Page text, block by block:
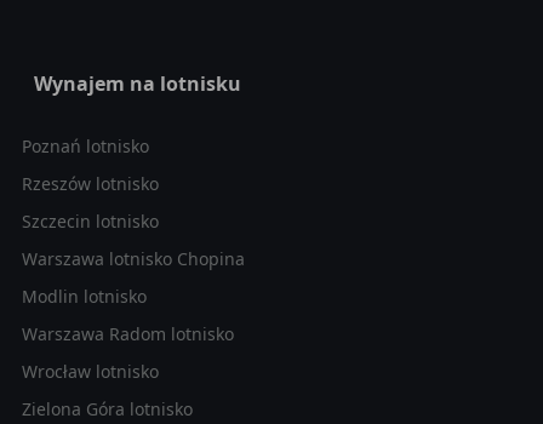
Wynajem na lotnisku
Poznań lotnisko
Rzeszów lotnisko
Szczecin lotnisko
Warszawa lotnisko Chopina
Modlin lotnisko
Warszawa Radom lotnisko
Wrocław lotnisko
Zielona Góra lotnisko